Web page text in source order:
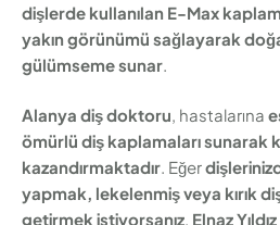
dişlerde kullanılan E-Max
yakın görünümü sağlayarak
gülümseme sunar
Alanya diş doktoru, hastalarına
ömürlü diş kaplamaları sunarak
kazandırmaktadır. Eğer
yapmak, lekelenmiş veya kırık
getirmek istiyorsanız, Elnaz